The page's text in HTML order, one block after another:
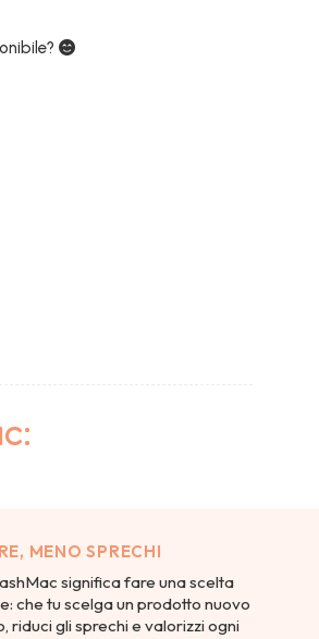
MENO SPRECHI
significa fare una scelta
che tu scelga un prodotto nuovo
riduci gli sprechi e valorizzi ogni